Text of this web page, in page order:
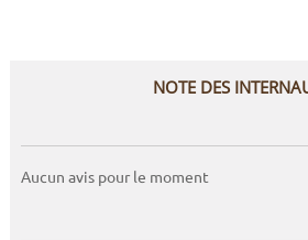
NOTE DES
Aucun avis pour le moment